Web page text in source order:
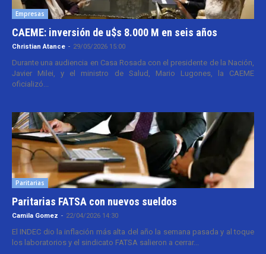
Empresas
CAEME: inversión de u$s 8.000 M en seis años
Christian Atance - 29/05/2026 15:00
Durante una audiencia en Casa Rosada con el presidente de la Nación,
Javier Milei, y el ministro de Salud, Mario Lugones, la CAEME
oficializó...
Paritarias
Paritarias FATSA con nuevos sueldos
Camila Gomez - 22/04/2026 14:30
El INDEC dio la inflación más alta del año la semana pasada y al toque
los laboratorios y el sindicato FATSA salieron a cerrar...